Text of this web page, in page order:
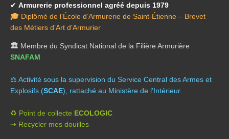
✔ Armurerie professionnel agréé depuis 1979
🎓 Diplômé de l’École d’Armurerie de Saint-Étienne – Brevet
des Métiers d’Art d’Armurier
🏛️ Membre du Syndicat National de la Filière Armurière
SNAFAM
⚖️ Activité sous la supervision du Service Central des Armes et
Explosifs (SCAE), rattaché au Ministère de l’Intérieur.
♻️ Point de collecte ECOLOGIC
➝ Recycler mes douilles